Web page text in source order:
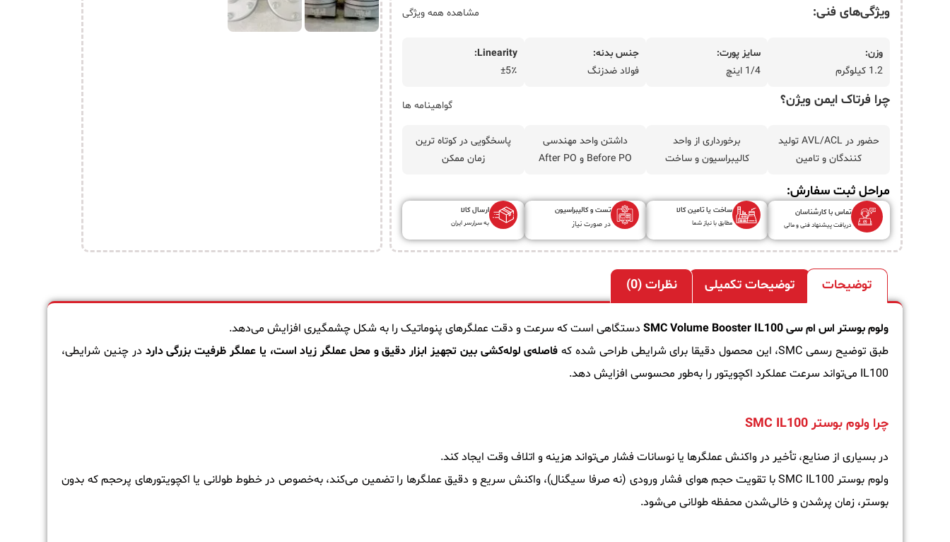
ویژگی‌های فنی: مشاهده همه ویژگی
وزن:
1.2 کیلوگرم
سایز پورت:
1/4 اینچ
جنس بدنه:
فولاد ضدزنگ
Linearity:
±5٪
چرا فرتاک ایمن ویژن؟ گواهینامه ها
حضور در AVL/ACL تولید
کنندگان و تامین
برخورداری از واحد
کالیبراسیون و ساخت
داشتن واحد مهندسی
Before PO و After PO
پاسخگویی در کوتاه ترین
زمان ممکن
مراحل ثبت سفارش:
تماس با کارشناسان
دریافت پیشنهاد فنی و مالی
ساخت یا تامین کالا
مطابق با نیاز شما
تست و کالیبراسیون
در صورت نیاز
ارسال کالا
به سرارسر ایران
توضیحات توضیحات تکمیلی نظرات (0)
ولوم بوستر اس ام سی SMCVolume Booster IL100
دستگاهی است که سرعت و دقت عملگرهای پنوماتیک را به شکل چشمگیری افزایش می‌دهد.
طبق توضیح رسمی SMC، این محصول دقیقا برای شرایطی طراحی شده که
فاصله‌ی لوله‌کشی بین تجهیز ابزار دقیق و محل عملگر زیاد است، یا عملگر ظرفیت بزرگی دارد در چنین شرایطی،
IL100 می‌تواند سرعت عملکرد اکچویتور را به‌طور محسوسی افزایش دهد.
چرا ولوم بوستر SMC IL100
در بسیاری از صنایع، تأخیر در واکنش عملگرها یا نوسانات فشار می‌تواند هزینه و اتلاف وقت ایجاد کند.
ولوم بوستر SMC IL100 با تقویت حجم هوای فشار ورودی (نه صرفا سیگنال)، واکنش سریع و دقیق عملگرها را تضمین می‌کند، به‌خصوص در خطوط طولانی یا اکچویتورهای پرحجم که بدون
بوستر، زمان پرشدن و خالی‌شدن محفظه طولانی می‌شود.